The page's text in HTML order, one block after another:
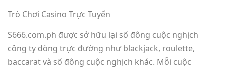
Trò Chơi Casino Trực Tuyến
S666.com.ph được sở hữu lại số đông cuộc nghịch
công ty dòng trực đường như blackjack, roulette,
baccarat và số đông cuộc nghịch khác. Mỗi cuộc